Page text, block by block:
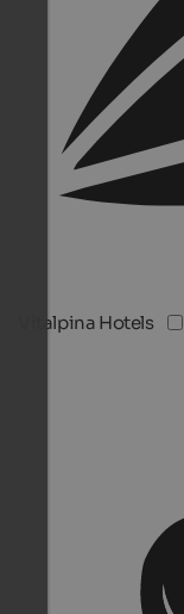
Vitalpina Hotels